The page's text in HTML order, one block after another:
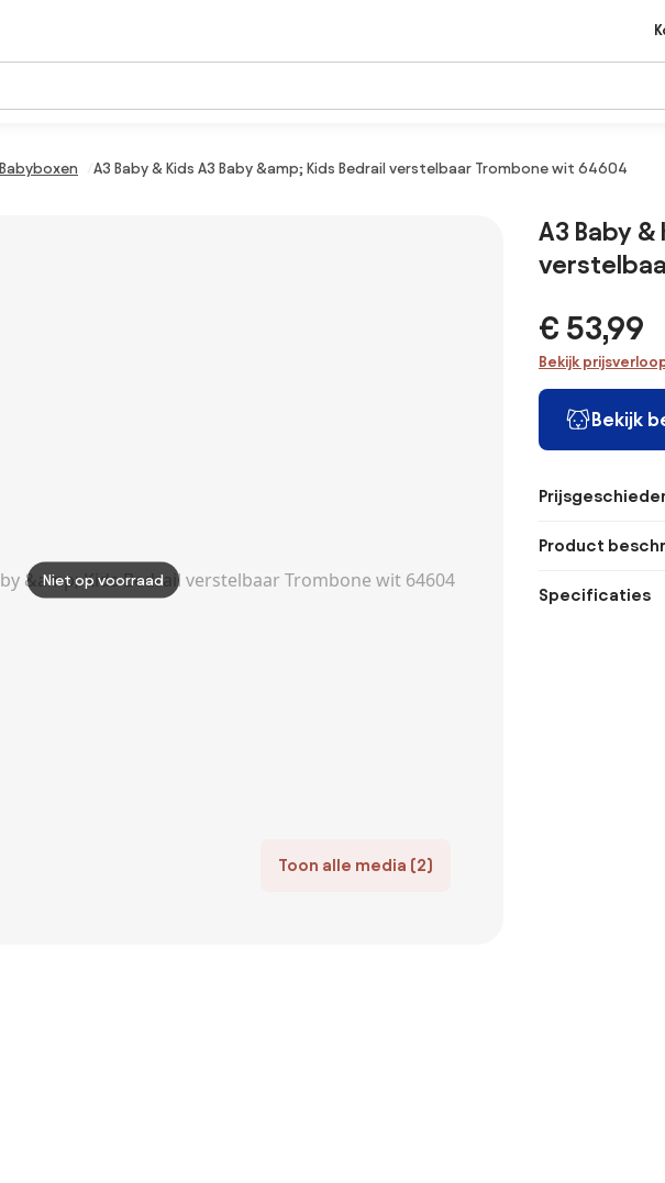
Babyboxen A3 Baby & Kids A3 Baby &amp; Kids Bedrail verstelbaar Trombone wit 64604
Toon alle media (2)
Niet op voorraad
A3 Baby &
€ 53,99
Bekijk
Bekijk
Product
Specificaties